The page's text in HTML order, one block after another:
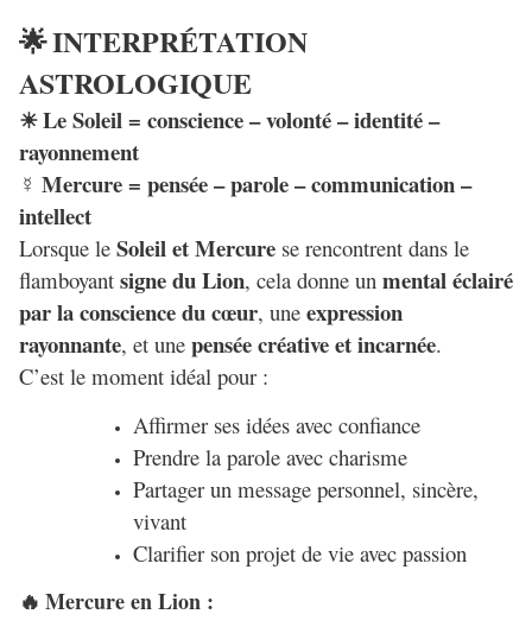
🌟INTERPRÉTATION
ASTROLOGIQUE
☀ Le Soleil = conscience – volonté – identité –
rayonnement
☿ Mercure = pensée – parole – communication –
intellect
Lorsque le Soleil et Mercure se rencontrent dans le
flamboyant signe du Lion, cela donne un mental éclairé
par la conscience du cœur, une expression
rayonnante, et une pensée créative et incarnée.
C’est le moment idéal pour :
Affirmer ses idées avec confiance
Prendre la parole avec charisme
Partager un message personnel, sincère,
vivant
Clarifier son projet de vie avec passion
🔥 Mercure en Lion :